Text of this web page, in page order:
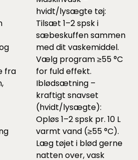
fra
hvidt/lysægte tøj:
Tilsæt 1–2 spsk i
sæbeskuffen sammen
med dit vaskemiddel.
Vælg program ≥55 °C
for fuld effekt.
Iblødsætning –
kraftigt snavset
(hvidt/lysægte):
Opløs 1–2 spsk pr. 10 L
varmt vand (≥55 °C).
Læg tøjet i blød gerne
natten over, vask